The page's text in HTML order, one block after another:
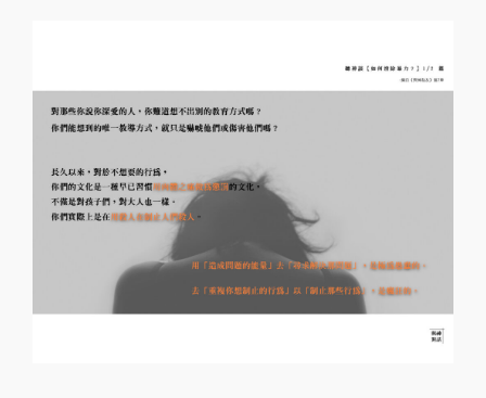
Li
n
o
ok
er
h
at